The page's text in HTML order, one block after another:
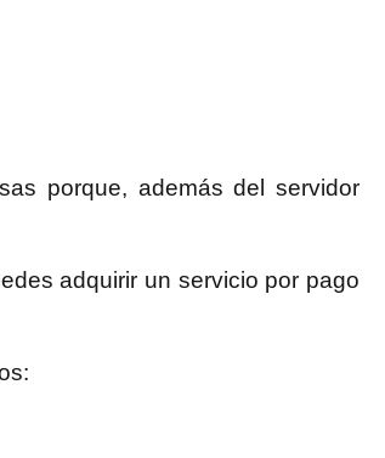
porque, además del servidor
adquirir un servicio por pago